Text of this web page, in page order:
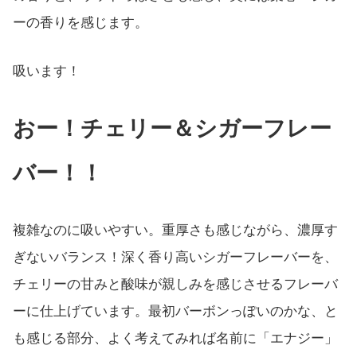
ーの香りを感じます。
吸います！
おー！チェリー＆シガーフレー
バー！！
複雑なのに吸いやすい。重厚さも感じながら、濃厚す
ぎないバランス！深く香り高いシガーフレーバーを、
チェリーの甘みと酸味が親しみを感じさせるフレーバ
ーに仕上げています。最初バーボンっぽいのかな、と
も感じる部分、よく考えてみれば名前に「エナジー」